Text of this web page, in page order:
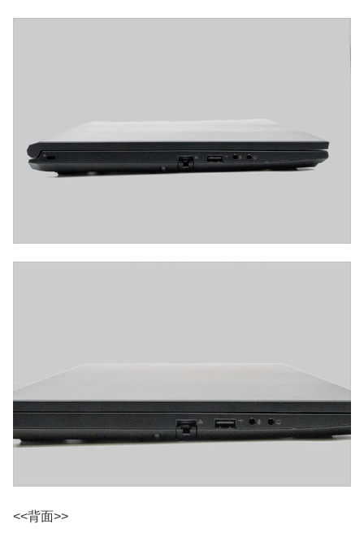
<<背面>>